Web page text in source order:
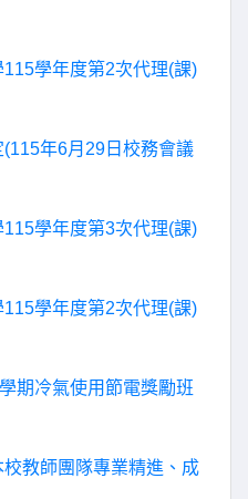
學年度第2次代理(課)
年6月29日校務會議
學年度第3次代理(課)
學年度第2次代理(課)
期冷氣使用節電獎勵班
教師團隊專業精進、成